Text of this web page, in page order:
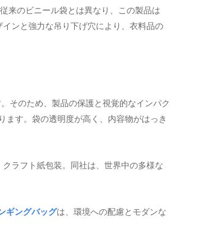
来のビニール袋とは異なり、この製品は
ンと強力な吊り下げ穴により、衣料品の
そのため、製品の保護と視覚的なインパク
ます。袋の透明度が高く、内容物がはっき
ラフト紙包装。同社は、世界中の多様な
ギングバッグは、環境への配慮とモダンな